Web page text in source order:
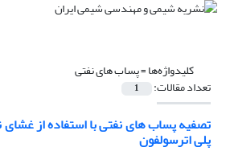
کلیدواژه‌ها =پساب های نفتی
تعداد مقالات: 1
تصفیه پساب های نفتی با استفاده از غشای
پلی اترسولفون